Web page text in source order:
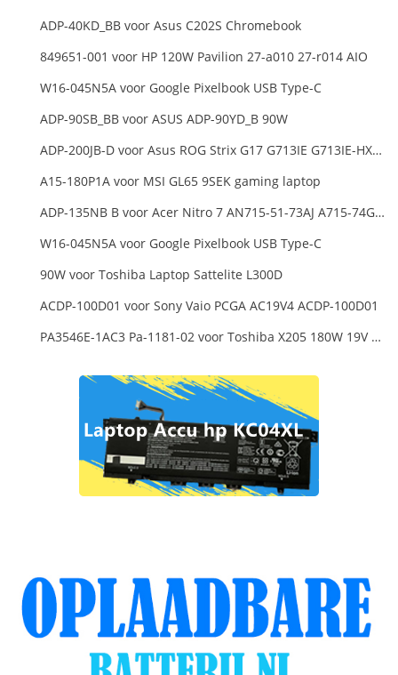
ADP-40KD_BB voor Asus C202S Chromebook
849651-001 voor HP 120W Pavilion 27-a010 27-r014 AIO
W16-045N5A voor Google Pixelbook USB Type-C
ADP-90SB_BB voor ASUS ADP-90YD_B 90W
ADP-200JB-D voor Asus ROG Strix G17 G713IE G713IE-HX002W
A15-180P1A voor MSI GL65 9SEK gaming laptop
ADP-135NB B voor Acer Nitro 7 AN715-51-73AJ A715-74G-52B0 Notebook
W16-045N5A voor Google Pixelbook USB Type-C
90W voor Toshiba Laptop Sattelite L300D
ACDP-100D01 voor Sony Vaio PCGA AC19V4 ACDP-100D01
PA3546E-1AC3 Pa-1181-02 voor Toshiba X205 180W 19V 9.5A Laptop DC Charger Power Supply